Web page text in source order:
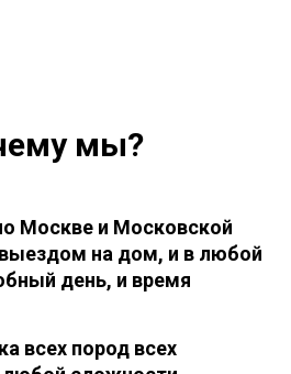
мы?
Москве и Московской
на дом, и в любой
день, и время
всех пород всех